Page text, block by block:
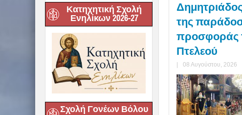
Κατηχητική Σχολή
Ενηλίκων 2026-27
Σχολή Γονέων Βόλου
της
προσφοράς
Πτελεού
08 Αυγούστου, 2026